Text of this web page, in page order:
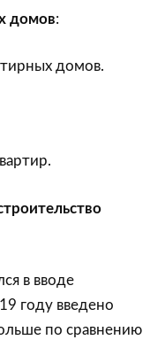
домов:
домов.
в вводе
году введено
по сравнению